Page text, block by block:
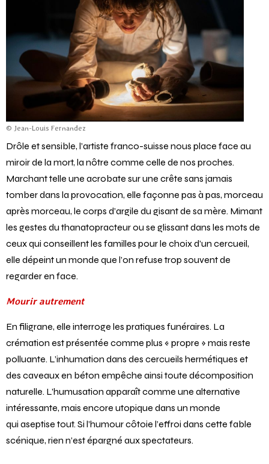
© Jean-Louis Fernandez
Drôle et sensible, l’artiste franco-suisse nous place face au
miroir de la mort, la nôtre comme celle de nos proches.
Marchant telle une acrobate sur une crête sans jamais
tomber dans la provocation, elle façonne pas à pas, morceau
après morceau, le corps d’argile du gisant de sa mère. Mimant
les gestes du thanatopracteur ou se glissant dans les mots de
ceux qui conseillent les familles pour le choix d’un cercueil,
elle dépeint un monde que l’on refuse trop souvent de
regarder en face.
Mourir autrement
En filigrane, elle interroge les pratiques funéraires. La
crémation est présentée comme plus « propre » mais reste
polluante. L’inhumation dans des cercueils hermétiques et
des caveaux en béton empêche ainsi toute décomposition
naturelle. L’humusation apparaît comme une alternative
intéressante, mais encore utopique dans un monde
qui aseptise tout. Si l’humour côtoie l’effroi dans cette fable
scénique, rien n’est épargné aux spectateurs.